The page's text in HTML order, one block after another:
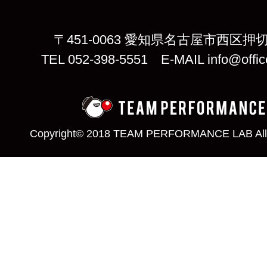
〒451-0063 愛知県名古屋市西区押
TEL 052-398-5551 E-MAIL
Copyright© 2018 TEAM PERFORMANCE LAB